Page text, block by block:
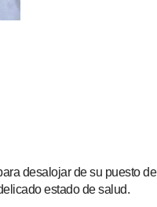
desalojar de su puesto de
estado de salud.